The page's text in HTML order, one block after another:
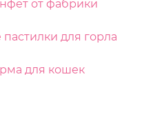
от фабрики
для горла
для кошек